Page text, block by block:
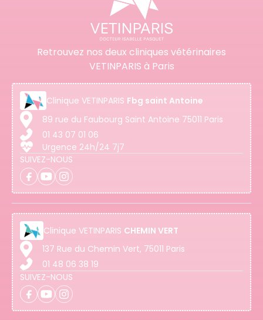
Retrouvez nos deux cliniques vétérinaires
VETINPARIS à Paris
Clinique VETINPARIS Fbg saint Antoine
89 rue du Faubourg Saint Antoine 75011 Paris
01 43 07 01 06
Urgence 24h/24 7j7
SUIVEZ-NOUS
Clinique VETINPARIS CHEMIN VERT
137 Rue du Chemin Vert, 75011 Paris
01 48 06 38 19
SUIVEZ-NOUS